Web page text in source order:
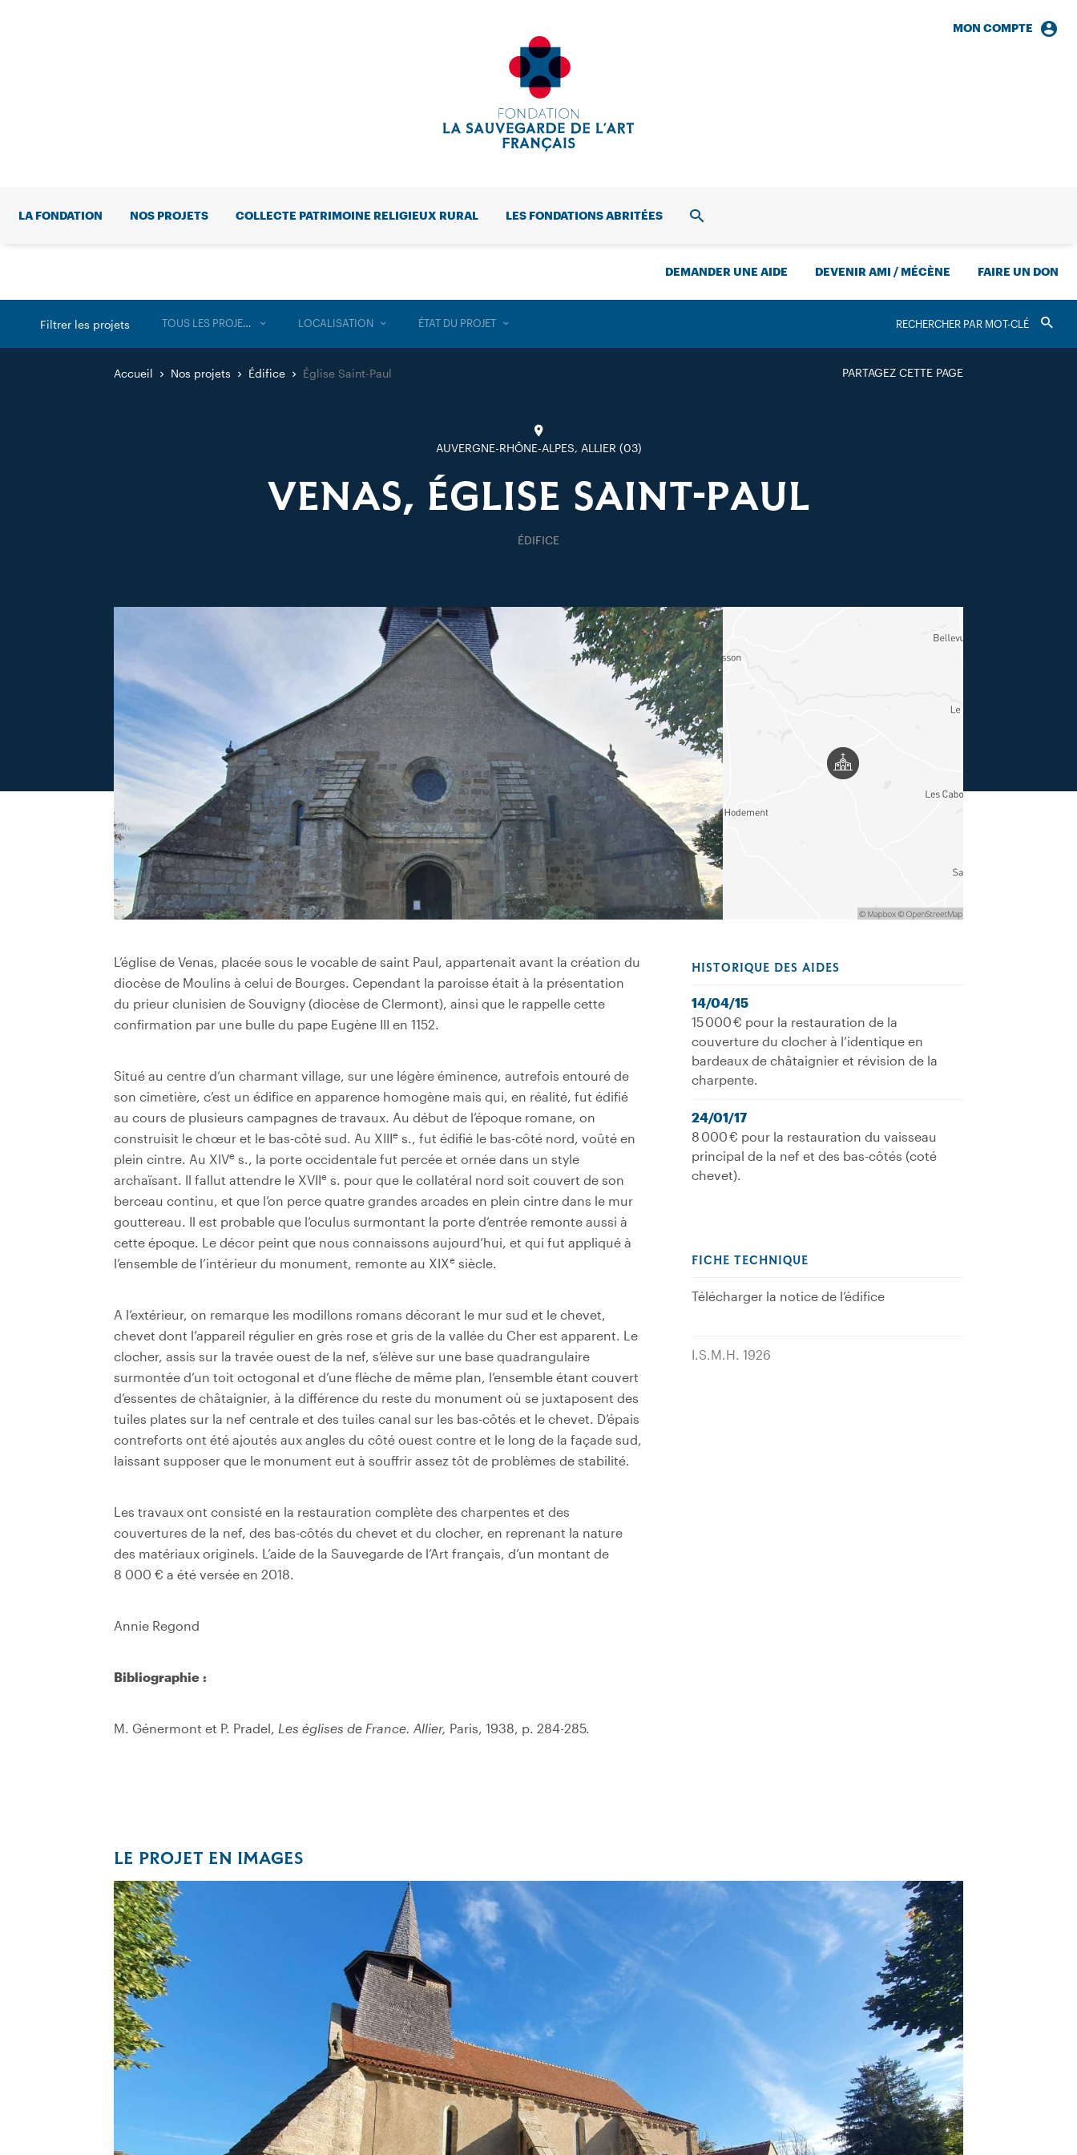
MON COMPTE
LA FONDATION NOS PROJETS COLLECTE PATRIMOINE RELIGIEUX RURAL LES FONDATIONS ABRITÉES RECHERCHE
DEMANDER UNE AIDE DEVENIR AMI / MÉCÈNE FAIRE UN DON
Filtrer les projets
Valider
TOUS LES PROJETS LOCALISATION ÉTAT DU PROJET
PARTAGEZ CETTE PAGE
Accueil Nos projets Édifice Église Saint-Paul
AUVERGNE-RHÔNE-ALPES, ALLIER (03)
VENAS, ÉGLISE SAINT-PAUL
ÉDIFICE
L’église de Venas, placée sous le vocable de saint Paul, appartenait avant la création du
diocèse de Moulins à celui de Bourges. Cependant la paroisse était à la présentation
du prieur clunisien de Souvigny (diocèse de Clermont), ainsi que le rappelle cette
confirmation par une bulle du pape Eugène III en 1152.
Situé au centre d’un charmant village, sur une légère éminence, autrefois entouré de
son cimetière, c’est un édifice en apparence homogène mais qui, en réalité, fut édifié
au cours de plusieurs campagnes de travaux. Au début de l’époque romane, on
construisit le chœur et le bas-côté sud. Au XIIIe s., fut édifié le bas-côté nord, voûté en
plein cintre. Au XIVe s., la porte occidentale fut percée et ornée dans un style
archaïsant. Il fallut attendre le XVIIe s. pour que le collatéral nord soit couvert de son
berceau continu, et que l’on perce quatre grandes arcades en plein cintre dans le mur
gouttereau. Il est probable que l’oculus surmontant la porte d’entrée remonte aussi à
cette époque. Le décor peint que nous connaissons aujourd’hui, et qui fut appliqué à
l’ensemble de l’intérieur du monument, remonte au XIXe siècle.
A l’extérieur, on remarque les modillons romans décorant le mur sud et le chevet,
chevet dont l’appareil régulier en grès rose et gris de la vallée du Cher est apparent. Le
clocher, assis sur la travée ouest de la nef, s’élève sur une base quadrangulaire
surmontée d’un toit octogonal et d’une flèche de même plan, l’ensemble étant couvert
d’essentes de châtaignier, à la différence du reste du monument où se juxtaposent des
tuiles plates sur la nef centrale et des tuiles canal sur les bas-côtés et le chevet. D’épais
contreforts ont été ajoutés aux angles du côté ouest contre et le long de la façade sud,
laissant supposer que le monument eut à souffrir assez tôt de problèmes de stabilité.
Les travaux ont consisté en la restauration complète des charpentes et des
couvertures de la nef, des bas-côtés du chevet et du clocher, en reprenant la nature
des matériaux originels. L’aide de la Sauvegarde de l’Art français, d’un montant de
8 000 € a été versée en 2018.
Annie Regond
Bibliographie :
M. Génermont et P. Pradel, Les églises de France. Allier, Paris, 1938, p. 284-285.
HISTORIQUE DES AIDES
14/04/15
15 000 € pour la restauration de la
couverture du clocher à l’identique en
bardeaux de châtaignier et révision de la
charpente.
24/01/17
8 000 € pour la restauration du vaisseau
principal de la nef et des bas-côtés (coté
chevet).
FICHE TECHNIQUE
Télécharger la notice de l’édifice
I.S.M.H. 1926
LE PROJET EN IMAGES